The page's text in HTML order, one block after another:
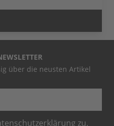
über die neusten Artikel
zu.